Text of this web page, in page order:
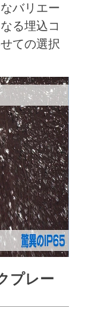
バリエー
る埋込コ
ての選択
プレー